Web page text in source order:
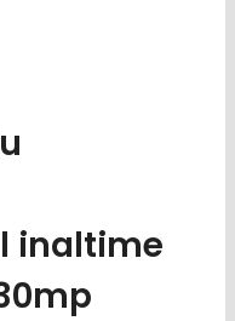
inaltime